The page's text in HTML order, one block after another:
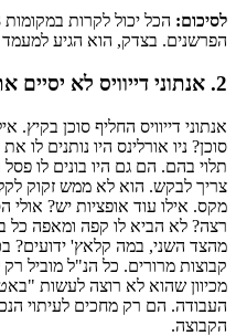
לסיכום:
הפרשנים. בצדק, הוא הגיע למעמד
2. אנתוני דייוויס לא יסיים את העונה בניו אורלינס
אנתוני דייוויס החליף סוכן בקיץ.
סוכן? ניו אורלינס היו נותנים
תלוי בהם. הם גם היו בונים לו
צריך לבקש. הוא לא ממש זקוק
מקס. אילו עוד אופציות יש? אולי
רצה? לא הביא לו קפה ומאפה כל
מהצד השני, במה קלאץ' ידועים?
קבוצות מרורים. כל הנ"ל מוביל
מכיוון שהוא לא רוצה לעשות
העבודה. הם רק מחכים לעיתוי
הקבוצה.